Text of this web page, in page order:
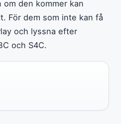
den kommer kan
För dem som inte kan få
och lyssna efter
och S4C.